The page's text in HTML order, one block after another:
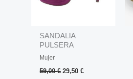
SANDALIA
PULSERA
BROCHE
Mujer
59,00€ 29,50€